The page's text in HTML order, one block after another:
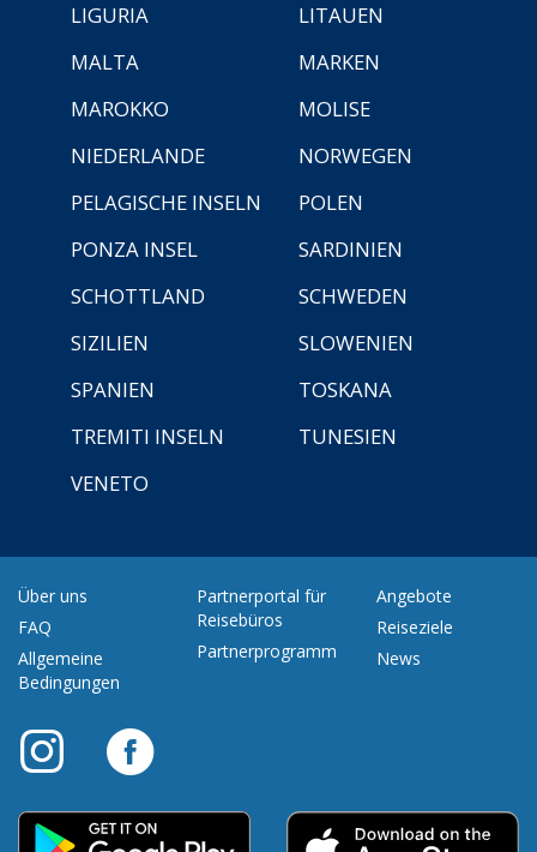
LIGURIA
LITAUEN
MALTA
MARKEN
MAROKKO
MOLISE
NIEDERLANDE
NORWEGEN
PELAGISCHE INSELN
POLEN
PONZA INSEL
SARDINIEN
SCHOTTLAND
SCHWEDEN
SIZILIEN
SLOWENIEN
SPANIEN
TOSKANA
TREMITI INSELN
TUNESIEN
VENETO
Über uns
FAQ
Allgemeine
Bedingungen
Partnerportal für
Reisebüros
Partnerprogramm
Angebote
Reiseziele
News